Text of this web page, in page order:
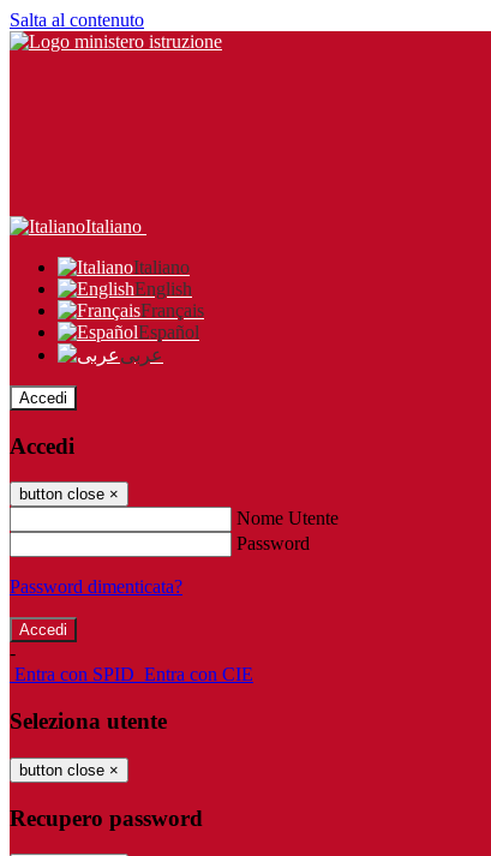
Salta al contenuto
Italiano
Italiano
English
Français
Español
عربى
Accedi
Accedi
button close ×
Nome Utente
Password
Password dimenticata?
-
Entra con SPID Entra con CIE
Seleziona utente
button close ×
Recupero password